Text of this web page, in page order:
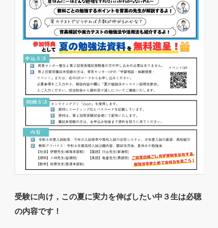
受験に向け，この夏に実力を伸ばしたい中３生は必聴
の内容です！